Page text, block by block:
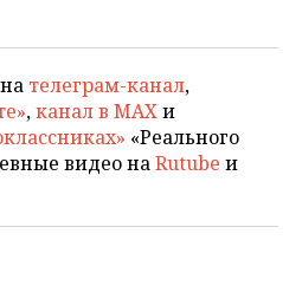
телеграм-канал,
,канал в MAXи
«Реального
видео наRutube и